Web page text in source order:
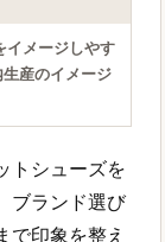
イメージしやす
産のイメージ
トシューズを
ブランド選び
で印象を整え